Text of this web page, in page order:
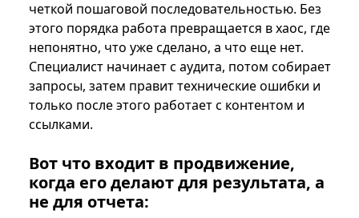
четкой пошаговой последовательностью. Без
этого порядка работа превращается в хаос, где
непонятно, что уже сделано, а что еще нет.
Специалист начинает с аудита, потом собирает
запросы, затем правит технические ошибки и
только после этого работает с контентом и
ссылками.
Вот что входит в продвижение,
когда его делают для результата, а
не для отчета: